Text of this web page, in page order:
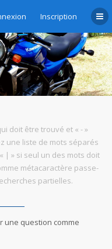
Inscription
doit être trouvé et « - »
une liste de mots séparés
| » si seul un des mots doit
métacaractère passe-
partielles.
une question comme